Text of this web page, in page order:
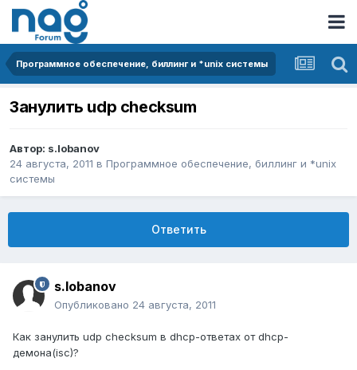
Программное обеспечение, биллинг и *unix системы
Занулить udp checksum
Автор: s.lobanov
24 августа, 2011 в Программное обеспечение, биллинг и *unix
системы
Ответить
s.lobanov
Опубликовано 24 августа, 2011
Как занулить udp checksum в dhcp-ответах от dhcp-
демона(isc)?